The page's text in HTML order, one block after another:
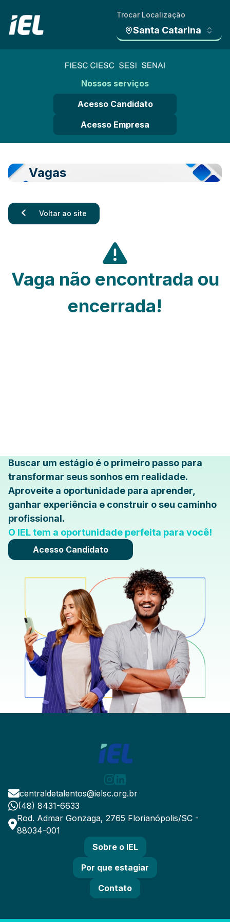
Trocar Localização
Santa Catarina
Nossos serviços
Acesso Candidato
Acesso Empresa
Vagas
Voltar ao site
Vaga não encontrada ou
encerrada!
Buscar um estágio é o primeiro passo para
transformar seus sonhos em realidade.
Aproveite a oportunidade para aprender,
ganhar experiência e construir o seu caminho
profissional.
O IEL tem a oportunidade perfeita para você!
Acesso Candidato
centraldetalentos@ielsc.org.br
(48) 8431-6633
Rod. Admar Gonzaga, 2765 Florianópolis/SC -
88034-001
Sobre o IEL
Por que estagiar
Contato